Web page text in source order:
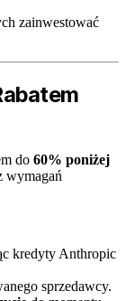
zainwestować
do 60% poniżej
wymagań
kredyty Anthropic
sprzedawcy.